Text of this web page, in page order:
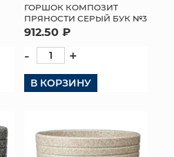
ГОРШОК КОМПОЗИТ
ПРЯНОСТИ СЕРЫЙ БУК №3
912.50 ₽
- +
В КОРЗИНУ